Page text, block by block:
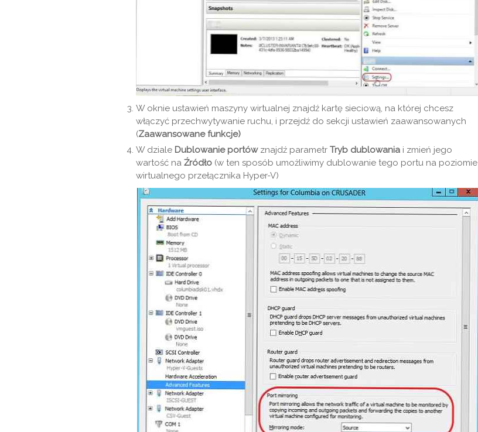
W oknie ustawień maszyny wirtualnej znajdź kartę sieciową, na której chcesz
włączyć przechwytywanie ruchu, i przejdź do sekcji ustawień zaawansowanych
(Zaawansowane funkcje)
W dziale Dublowanie portówznajdź parametr Tryb dublowania i zmień jego
wartość na Źródło (w ten sposób umożliwimy dublowanie tego portu na poziomie
wirtualnego przełącznika Hyper-V)